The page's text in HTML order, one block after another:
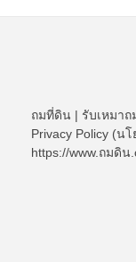
ถมที่ดิน | รับเหมา
Privacy Policy (น
https://www.ถมดิน